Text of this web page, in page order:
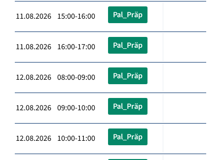
11.08.2026 15:00-16:00 Pal_Präp
11.08.2026 16:00-17:00 Pal_Präp
12.08.2026 08:00-09:00 Pal_Präp
12.08.2026 09:00-10:00 Pal_Präp
12.08.2026 10:00-11:00 Pal_Präp